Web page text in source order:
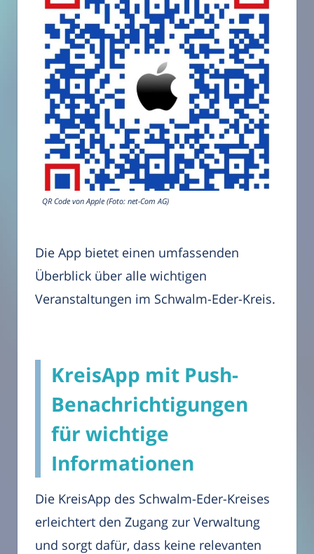
QR Code von Apple (Foto: net-Com AG)
Die App bietet einen umfassenden
Überblick über alle wichtigen
Veranstaltungen im Schwalm-Eder-Kreis.
KreisApp mit Push-
Benachrichtigungen
für wichtige
Informationen
Die KreisApp des Schwalm-Eder-Kreises
erleichtert den Zugang zur Verwaltung
und sorgt dafür, dass keine relevanten